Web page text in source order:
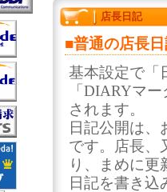
店長日記
■普通の店長
基本設定で「
「DIARYマ
されます。
日記公開は
です。店長、
り、まめに更
日記を書き